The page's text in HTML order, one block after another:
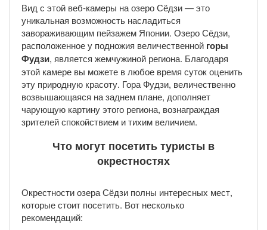
Вид с этой веб-камеры на озеро Сёдзи — это
уникальная возможность насладиться
завораживающим пейзажем Японии. Озеро Сёдзи,
расположенное у подножия величественной горы
Фудзи, является жемчужиной региона. Благодаря
этой камере вы можете в любое время суток оценить
эту природную красоту. Гора Фудзи, величественно
возвышающаяся на заднем плане, дополняет
чарующую картину этого региона, вознаграждая
зрителей спокойствием и тихим величием.
Что могут посетить туристы в
окрестностях
Окрестности озера Сёдзи полны интересных мест,
которые стоит посетить. Вот несколько
рекомендаций: